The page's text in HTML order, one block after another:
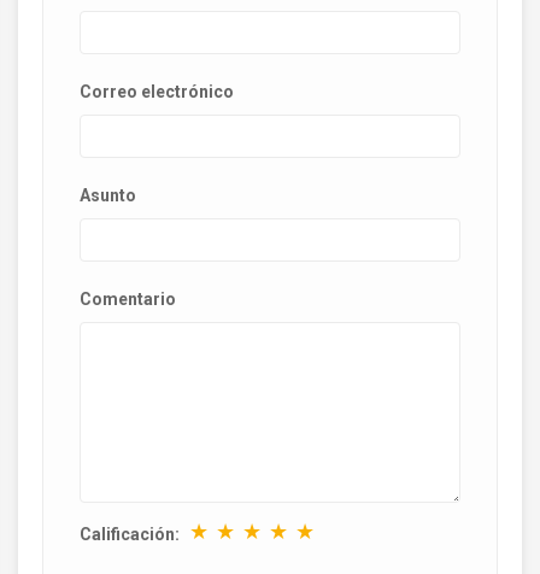
Correo electrónico
Asunto
Comentario
Calificación: ★ ★ ★ ★ ★